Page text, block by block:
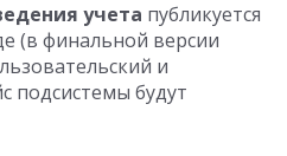
учета публикуется
(в финальной версии
и
подсистемы будут